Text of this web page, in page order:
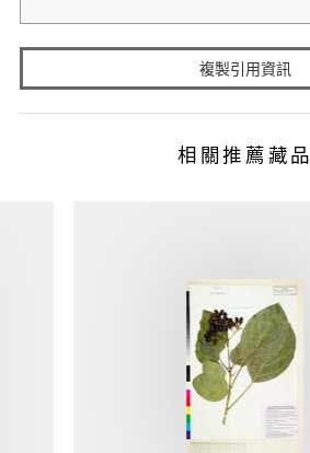
複製引用資訊
相關推薦藏品